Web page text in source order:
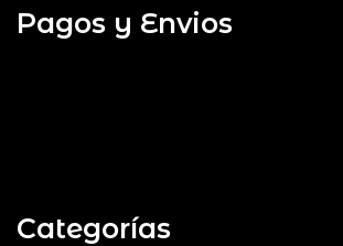
Pagos y Envios
Categorías